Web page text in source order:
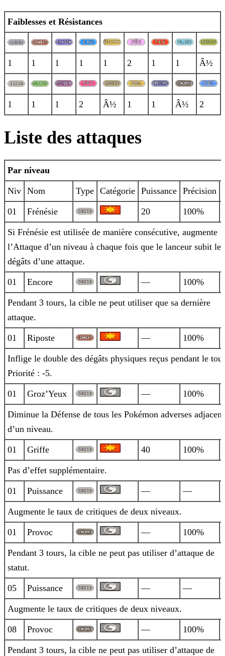
Faiblesses et Résistances
1 1 1 1 1 2 1 1 Â½
1 1 1 2 Â½ 1 1 Â½ 2
Liste des attaques
Par niveau
Niv Nom Type Catégorie Puissance Précision
01 Frénésie 20 100%
Si Frénésie est utilisée de manière consécutive, augmente
l’Attaque d’un niveau à chaque fois que le lanceur subit les
dégâts d’une attaque.
01 Encore — 100%
Pendant 3 tours, la cible ne peut utiliser que sa dernière
attaque.
01 Riposte — 100%
Inflige le double des dégâts physiques reçus pendant le
Priorité : -5.
01 Groz’Yeux — 100%
Diminue la Défense de tous les Pokémon adverses
d’un niveau.
01 Griffe 40 100%
Pas d’effet supplémentaire.
01 Puissance — —
Augmente le taux de critiques de deux niveaux.
01 Provoc — 100%
Pendant 3 tours, la cible ne peut pas utiliser d’attaque de
statut.
05 Puissance — —
Augmente le taux de critiques de deux niveaux.
08 Provoc — 100%
Pendant 3 tours, la cible ne peut pas utiliser d’attaque de